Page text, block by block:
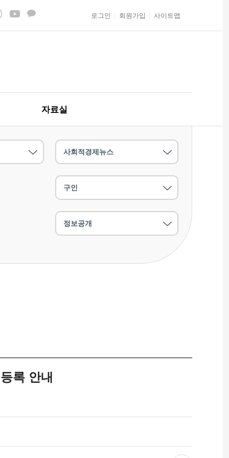
로그인 회원가입 사이트맵
자료실
사회적경제뉴스
구인
정보공개
록 안내